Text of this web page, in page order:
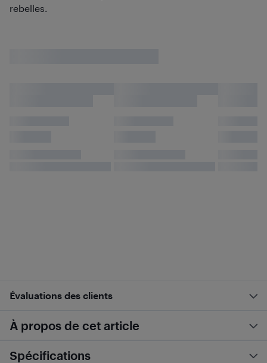
rebelles.
Évaluations des clients
À propos de cet article
Spécifications